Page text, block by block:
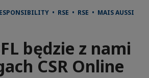
• RSE • RSE • MAIS AUSSI
będzie z nami
CSR Online